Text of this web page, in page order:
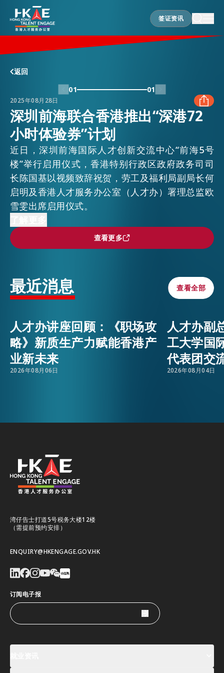
签证资讯
签证资讯
香港优势
居港须知
人才支援
就业资讯
在港营商
活动情报
最新消息
关于我们
常见问题
联络我们
返回
01
01
2025年08月28日
LINKEDIN
WHATSAPP
EMAIL
深圳前海联合香港推出“深港72
小时体验券”计划
近日，深圳前海国际人才创新交流中心“前海5号
楼”举行启用仪式，香港特别行政区政府政务司司
长陈国基以视频致辞祝贺，劳工及福利局副局长何
启明及香港人才服务办公室（人才办）署理总监欧
雪雯出席启用仪式。
忘录，深圳市前海管理局与人才办在此次活动中联
合发布“深港72小时体验券”计划，汇聚卓越人才、
全球杰出人才亲身探索、实地了解深圳与香港在创
科生态、产业发展、生活配套及政策服务等方面的
区及世界级科技企业。
“深港72小时体验券” 计划将进一步深化两地人才
交流合作、资源共享，以及创新协同。深港两地优
势互补、紧密协作，提升彼此对国际高端人才的吸
查看更多
查看更多
最近消息 查看全部
查看全部
人才办讲座回顾：《职场攻
略》新质生产力赋能香港产
业新未来
2026年08月06日
人才办副
工大学国
代表团交
2026年08月04日
湾仔告士打道5号税务大楼12楼
（需提前预约安排）
ENQUIRY@HKENGAGE.GOV.HK
订阅电子报